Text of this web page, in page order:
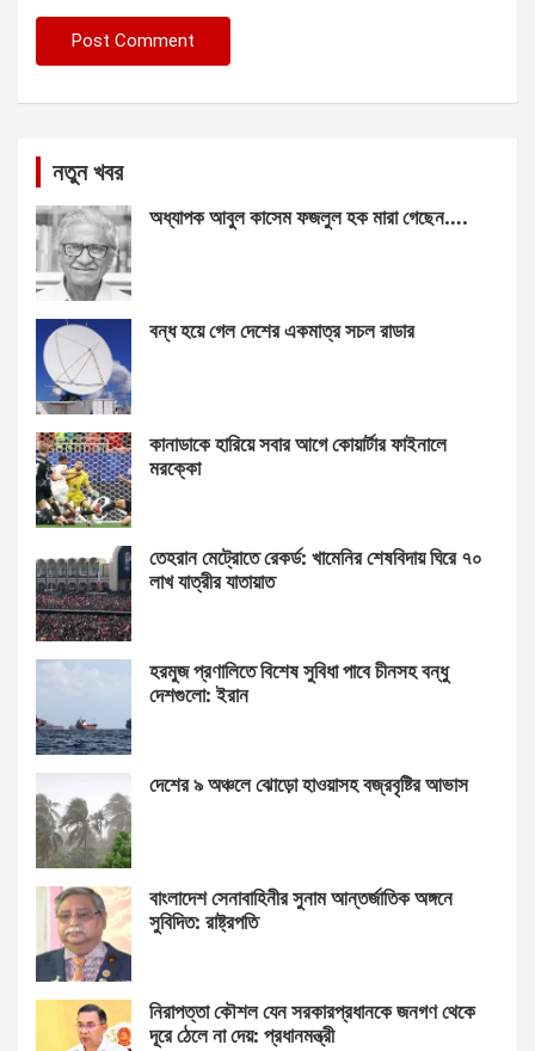
নতুন খবর
অধ্যাপক আবুল কাসেম ফজলুল হক মারা গেছেন….
বন্ধ হয়ে গেল দেশের একমাত্র সচল রাডার
কানাডাকে হারিয়ে সবার আগে কোয়ার্টার ফাইনালে
মরক্কো
তেহরান মেট্রোতে রেকর্ড: খামেনির শেষবিদায় ঘিরে ৭০
লাখ যাত্রীর যাতায়াত
হরমুজ প্রণালিতে বিশেষ সুবিধা পাবে চীনসহ বন্ধু
দেশগুলো: ইরান
দেশের ৯ অঞ্চলে ঝোড়ো হাওয়াসহ বজ্রবৃষ্টির আভাস
বাংলাদেশ সেনাবাহিনীর সুনাম আন্তর্জাতিক অঙ্গনে
সুবিদিত: রাষ্ট্রপতি
নিরাপত্তা কৌশল যেন সরকারপ্রধানকে জনগণ থেকে
দূরে ঠেলে না দেয়: প্রধানমন্ত্রী